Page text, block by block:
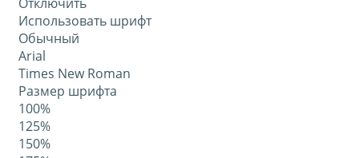
Использовать шрифт
Обычный
Arial
Times New Roman
Размер шрифта
100%
125%
150%